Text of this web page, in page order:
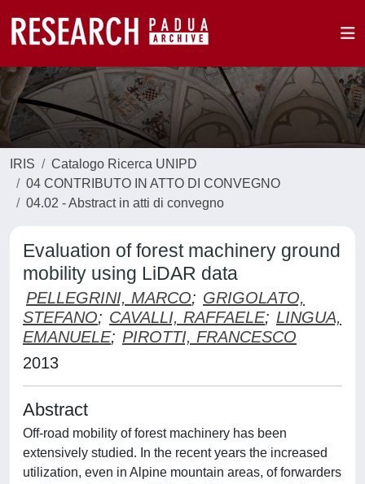
IRIS
Catalogo Ricerca UNIPD
04 CONTRIBUTO IN ATTO DI CONVEGNO
04.02 - Abstract in atti di convegno
Evaluation of forest machinery ground
mobility using LiDAR data
PELLEGRINI, MARCO; GRIGOLATO,
STEFANO; CAVALLI, RAFFAELE; LINGUA,
EMANUELE; PIROTTI, FRANCESCO
2013
Abstract
Off-road mobility of forest machinery has been
extensively studied. In the recent years the increased
utilization, even in Alpine mountain areas, of forwarders